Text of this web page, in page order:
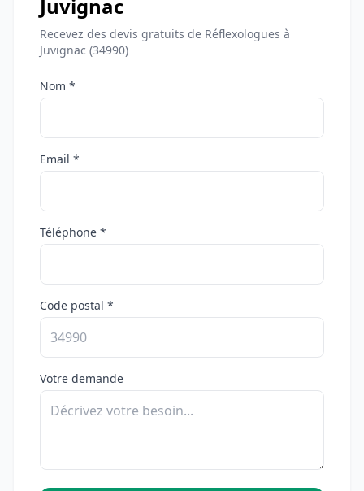
Juvignac
Recevez des devis gratuits de Réflexologues à
Juvignac (34990)
Nom *
Email *
Téléphone *
Code postal *
Votre demande